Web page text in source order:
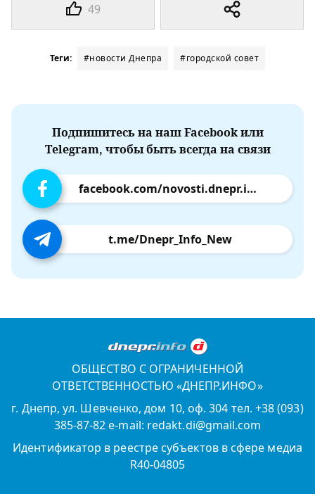
49
Теги: #новости Днепра #городской совет
Подпишитесь на наш Facebook или
Telegram, чтобы быть всегда на связи
facebook.com/novosti.dnepr.info
t.me/Dnepr_Info_New
ОБЩЕСТВО С ОГРАНИЧЕННОЙ
ОТВЕТСТВЕННОСТЬЮ «ДНЕПР.ИНФО»
г. Днепр, ул. Шевченко, дом 10, оф. 304 тел. +38 (093)
385-87-82 e-mail: redakt.di@gmail.com
Идентификатор в реестре субъектов в сфере медиа
R40-04805